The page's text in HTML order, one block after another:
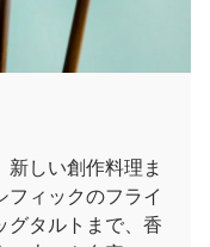
しい創作料理ま
フィックのフライ
グタルトまで、香